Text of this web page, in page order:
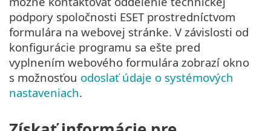
podpory spoločnosti ESET prostredníctvom
formulára na webovej stránke. V závislosti od
konfigurácie programu sa ešte pred
vyplnením webového formulára zobrazí okno
s možnosťou odoslať údaje o systémových
nastaveniach.